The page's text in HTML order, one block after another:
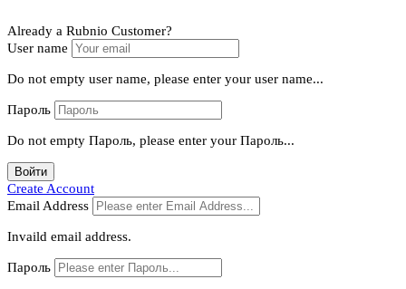
Already a Rubnio Customer?
User name
Do not empty user name, please enter your user name...
Пароль
Do not empty Пароль, please enter your Пароль...
Войти
Create Account
Email Address
Invaild email address.
Пароль